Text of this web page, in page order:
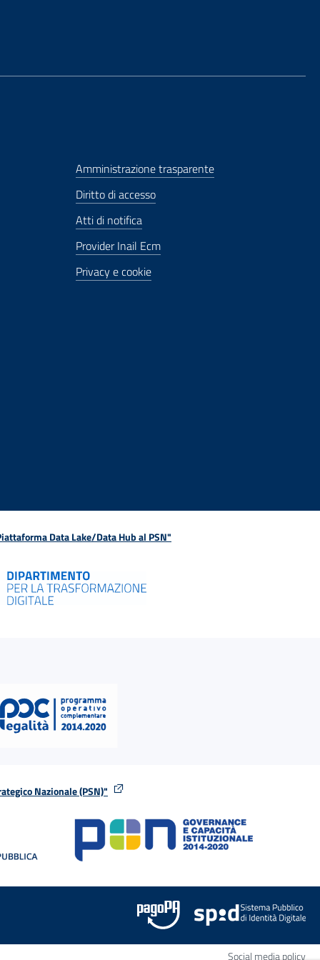
Amministrazione trasparente
Diritto di accesso
Atti di notifica
Provider Inail Ecm
Privacy e cookie
Data Lake/Data Hub al PSN"
Nazionale (PSN)"
stessa finestra
Social media policy